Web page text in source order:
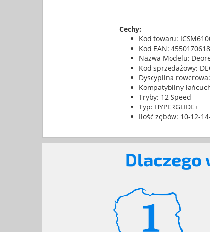
Cechy:
Kod towaru:
Kod EAN:
Nazwa Modelu: Deore
Kod sprzedażowy:
Dyscyplina
Kompatybilny
Tryby: 12 Speed
Typ: HYPERGLIDE+
Ilość zębów: 10-12-
Dlaczego